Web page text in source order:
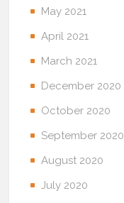
May 2021
April 2021
March 2021
December 2020
October 2020
September 2020
August 2020
July 2020